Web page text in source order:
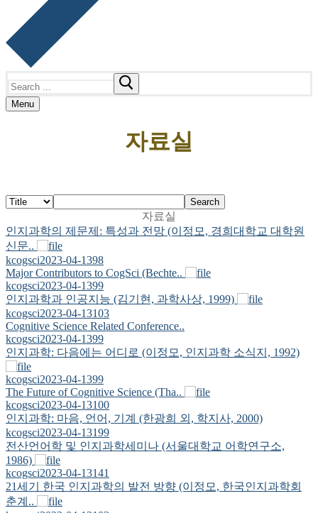
for:
Menu
자료실
Search
자료실
인지과학의 제문제: 특성과 전망 (이정모, 경희대학교 대학원
신문..
kcogsci2023-04-1398
Major Contributors to CogSci (Bechte..
kcogsci2023-04-1399
인지과학과 인공지능 (김기현, 과학사상, 1999)
kcogsci2023-04-13103
Cognitive Science Related Conference..
kcogsci2023-04-1399
인지과학: 다음에는 어디로 (이정모, 인지과학 소식지, 1992)
kcogsci2023-04-1399
The Future of Cognitive Science (Tha..
kcogsci2023-04-13100
인지과학: 마음, 언어, 기계 (한광희 외, 학지사, 2000)
kcogsci2023-04-13199
전산언어학 및 인지과학세미나 (서울대학교 어학연구소,
1986)
kcogsci2023-04-13141
21세기 한국 인지과학의 발전 방향 (이정모, 한국인지과학회
춘계..